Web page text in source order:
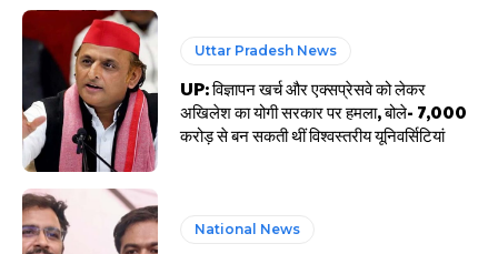
Uttar Pradesh News
UP: विज्ञापन खर्च और एक्सप्रेसवे को लेकर
अखिलेश का योगी सरकार पर हमला, बोले- 7,000
करोड़ से बन सकती थीं विश्वस्तरीय यूनिवर्सिटियां
National News